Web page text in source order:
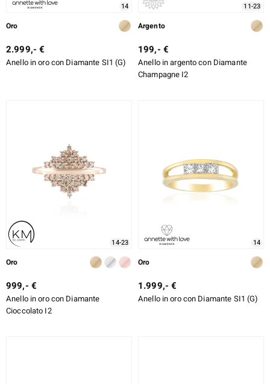
14
Oro
2.999,- €
Anello in oro con Diamante SI1 (G)
11-23
Argento
199,- €
Anello in argento con Diamante
Champagne I2
14-23
Oro
999,- €
Anello in oro con Diamante
Cioccolato I2
14
Oro
1.999,- €
Anello in oro con Diamante SI1 (G)